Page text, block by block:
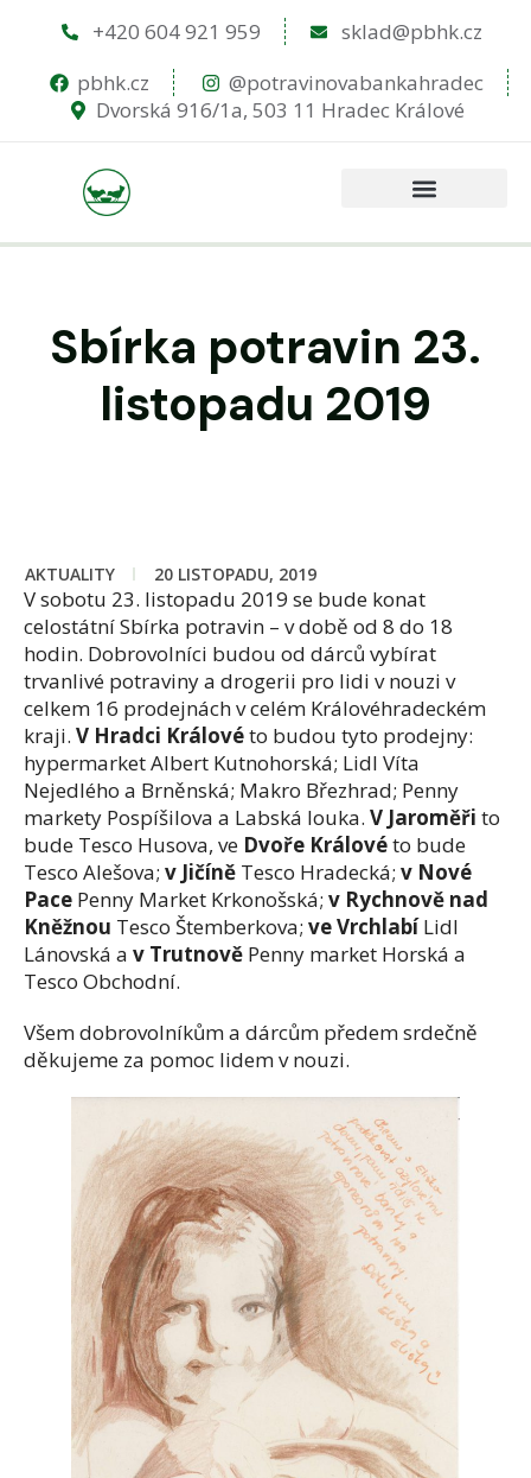
+420 604 921 959
sklad@pbhk.cz
pbhk.cz
@potravinovabankahradec
Dvorská 916/1a, 503 11 Hradec Králové
Sbírka potravin 23.
listopadu 2019
AKTUALITY 20 LISTOPADU, 2019
V sobotu 23. listopadu 2019 se bude konat
celostátní Sbírka potravin – v době od 8 do 18
hodin. Dobrovolníci budou od dárců vybírat
trvanlivé potraviny a drogerii pro lidi v nouzi v
celkem 16 prodejnách v celém Královéhradeckém
kraji. V Hradci Královéto budou tyto prodejny:
hypermarket Albert Kutnohorská; Lidl Víta
Nejedlého a Brněnská; Makro Březhrad; Penny
markety Pospíšilova a Labská louka. V Jaroměři to
bude Tesco Husova, ve Dvoře Královéto bude
Tesco Alešova; v Jičíně Tesco Hradecká; v Nové
Pace Penny Market Krkonošská; v Rychnově nad
Kněžnou Tesco Štemberkova; ve VrchlabíLidl
Lánovská a v Trutnově Penny market Horská a
Tesco Obchodní.
Všem dobrovolníkům a dárcům předem srdečně
děkujeme za pomoc lidem v nouzi.